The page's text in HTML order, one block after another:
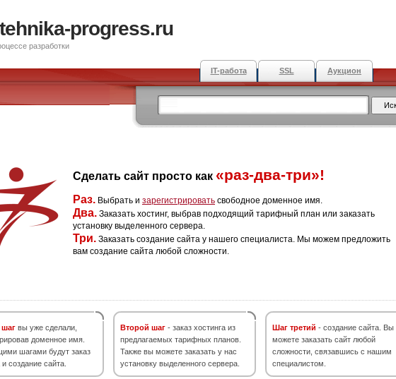
progress.ru
разработки
IT-работа SSL Аукцион
Сделать сайт просто как «раз-два-три»!
Раз. Выбрать и зарегистрировать свободное доменное имя.
Два. Заказать хостинг, выбрав подходящий тарифный план или заказать
установку выделенного сервера.
Три. Заказать создание сайта у нашего специалиста. Мы можем предложить
вам создание сайта любой сложности.
вы уже сделали,
доменное имя.
шагами будут заказ
и создание сайта.
Второй шаг - заказ хостинга из
предлагаемых тарифных планов.
Также вы можете заказать у нас
установку выделенного сервера.
Шаг третий - создание сайта. Вы
можете заказать сайт любой
сложности, связавшись с нашим
специалистом.